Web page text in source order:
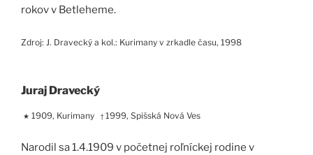
rokov v Betleheme.
Zdroj: J. Dravecký a kol.: Kurimany v zrkadle času, 1998
Juraj Dravecký
★ 1909, Kurimany †1999, Spišská Nová Ves
Narodil sa 1.4.1909 v početnej roľníckej rodine v